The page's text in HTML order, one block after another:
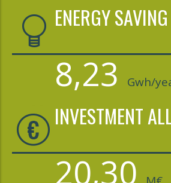
ENERGY SAVING
8,23 Gwh/
INVESTMENT
20,30